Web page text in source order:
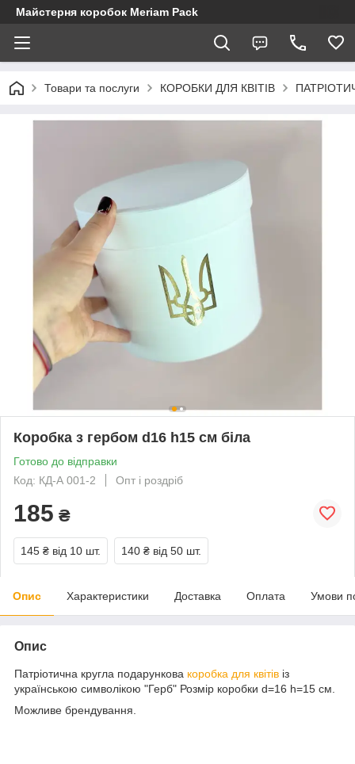
Майстерня коробок Meriam Pack
Товари та послуги КОРОБКИ ДЛЯ КВІТІВ
Коробка з гербом d16 h15 см біла
Готово до відправки
Код: КД-А 001-2
Опт і роздріб
185 ₴
145 ₴ від 10 шт. 140 ₴ від 50 шт.
Опис Характеристики Доставка Оплата Умови
Опис
Патріотична кругла подарункова коробка для квітів із
українською символікою "Герб" Розмір коробки d=16 h=15 см.
Можливе брендування.